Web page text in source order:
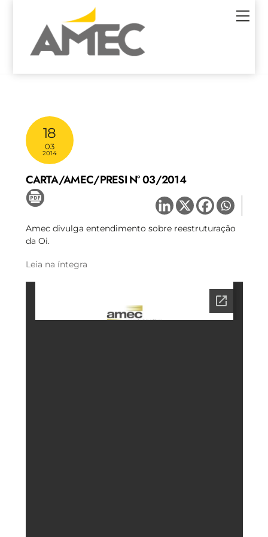
18
03
2014
CARTA/AMEC/PRESI N° 03/2014
Amec divulga entendimento sobre reestruturação
da Oi.
Leia na íntegra